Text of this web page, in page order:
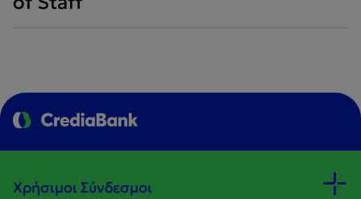
Χρήσιμοι Σύνδεσμοι